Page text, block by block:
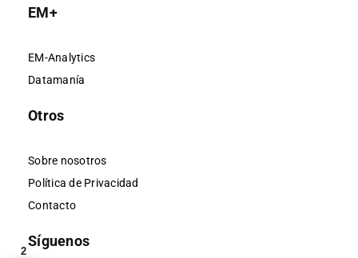
EM+
EM-Analytics
Datamanía
Otros
Sobre nosotros
Política de Privacidad
Contacto
Síguenos
2